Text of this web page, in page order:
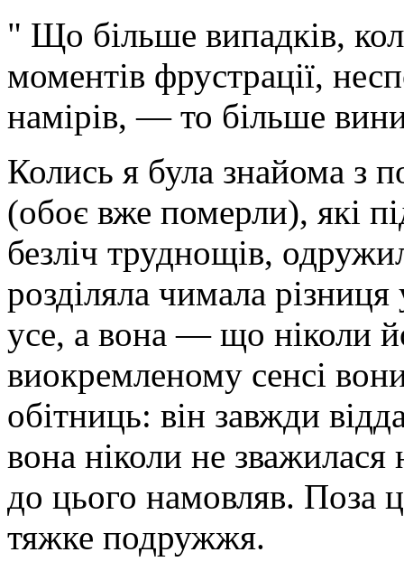
" Що більше випадків,
моментів фрустрації,
намірів, — то більше
Колись я була знайома з
(обоє вже померли), які
безліч труднощів,
розділяла чимала різниця
усе, а вона — що ніколи
виокремленому сенсі
обітниць: він завжди
вона ніколи не зважилася
до цього намовляв. Поза
тяжке подружжя.